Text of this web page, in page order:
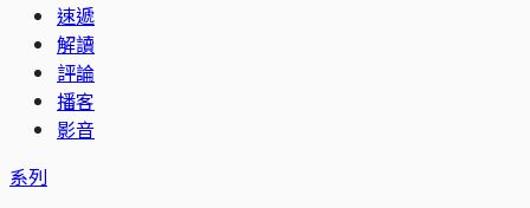
速遞
解讀
評論
播客
影音
系列